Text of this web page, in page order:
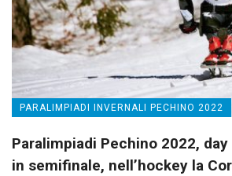
PARALIMPIADI INVERNALI PECHINO 2022
Paralimpiadi Pechino 2022,
in semifinale, nell’hockey la